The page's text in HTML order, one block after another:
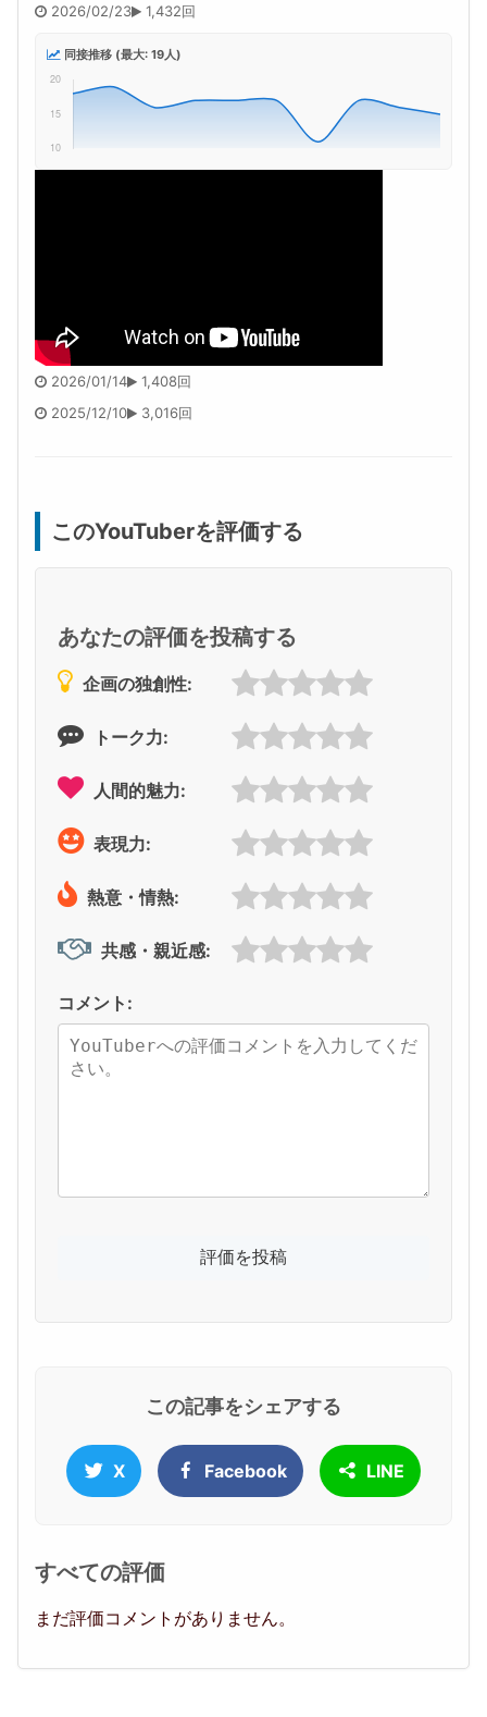
2026/02/23 1,432回
同接推移 (最大: 19人)
2026/01/14
1,408回
2025/12/10
3,016回
このYouTuberを評価する
あなたの評価を投稿する
企画の独創性:
トーク力:
人間的魅力:
表現力:
熱意・情熱:
共感・親近感:
コメント:
この記事をシェアする
X Facebook LINE
すべての評価
まだ評価コメントがありません。